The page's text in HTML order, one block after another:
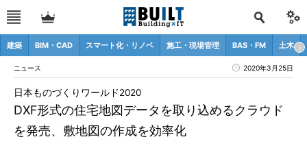
建築 BIM・CAD スマート化・リノベ 施工・現場管理 BAS・FM 土木
ニュース 2020年3月25日
DXF形式の住宅地図データを取り込めるクラウド
を発売、敷地図の作成を効率化
日本ものづくりワールド2020